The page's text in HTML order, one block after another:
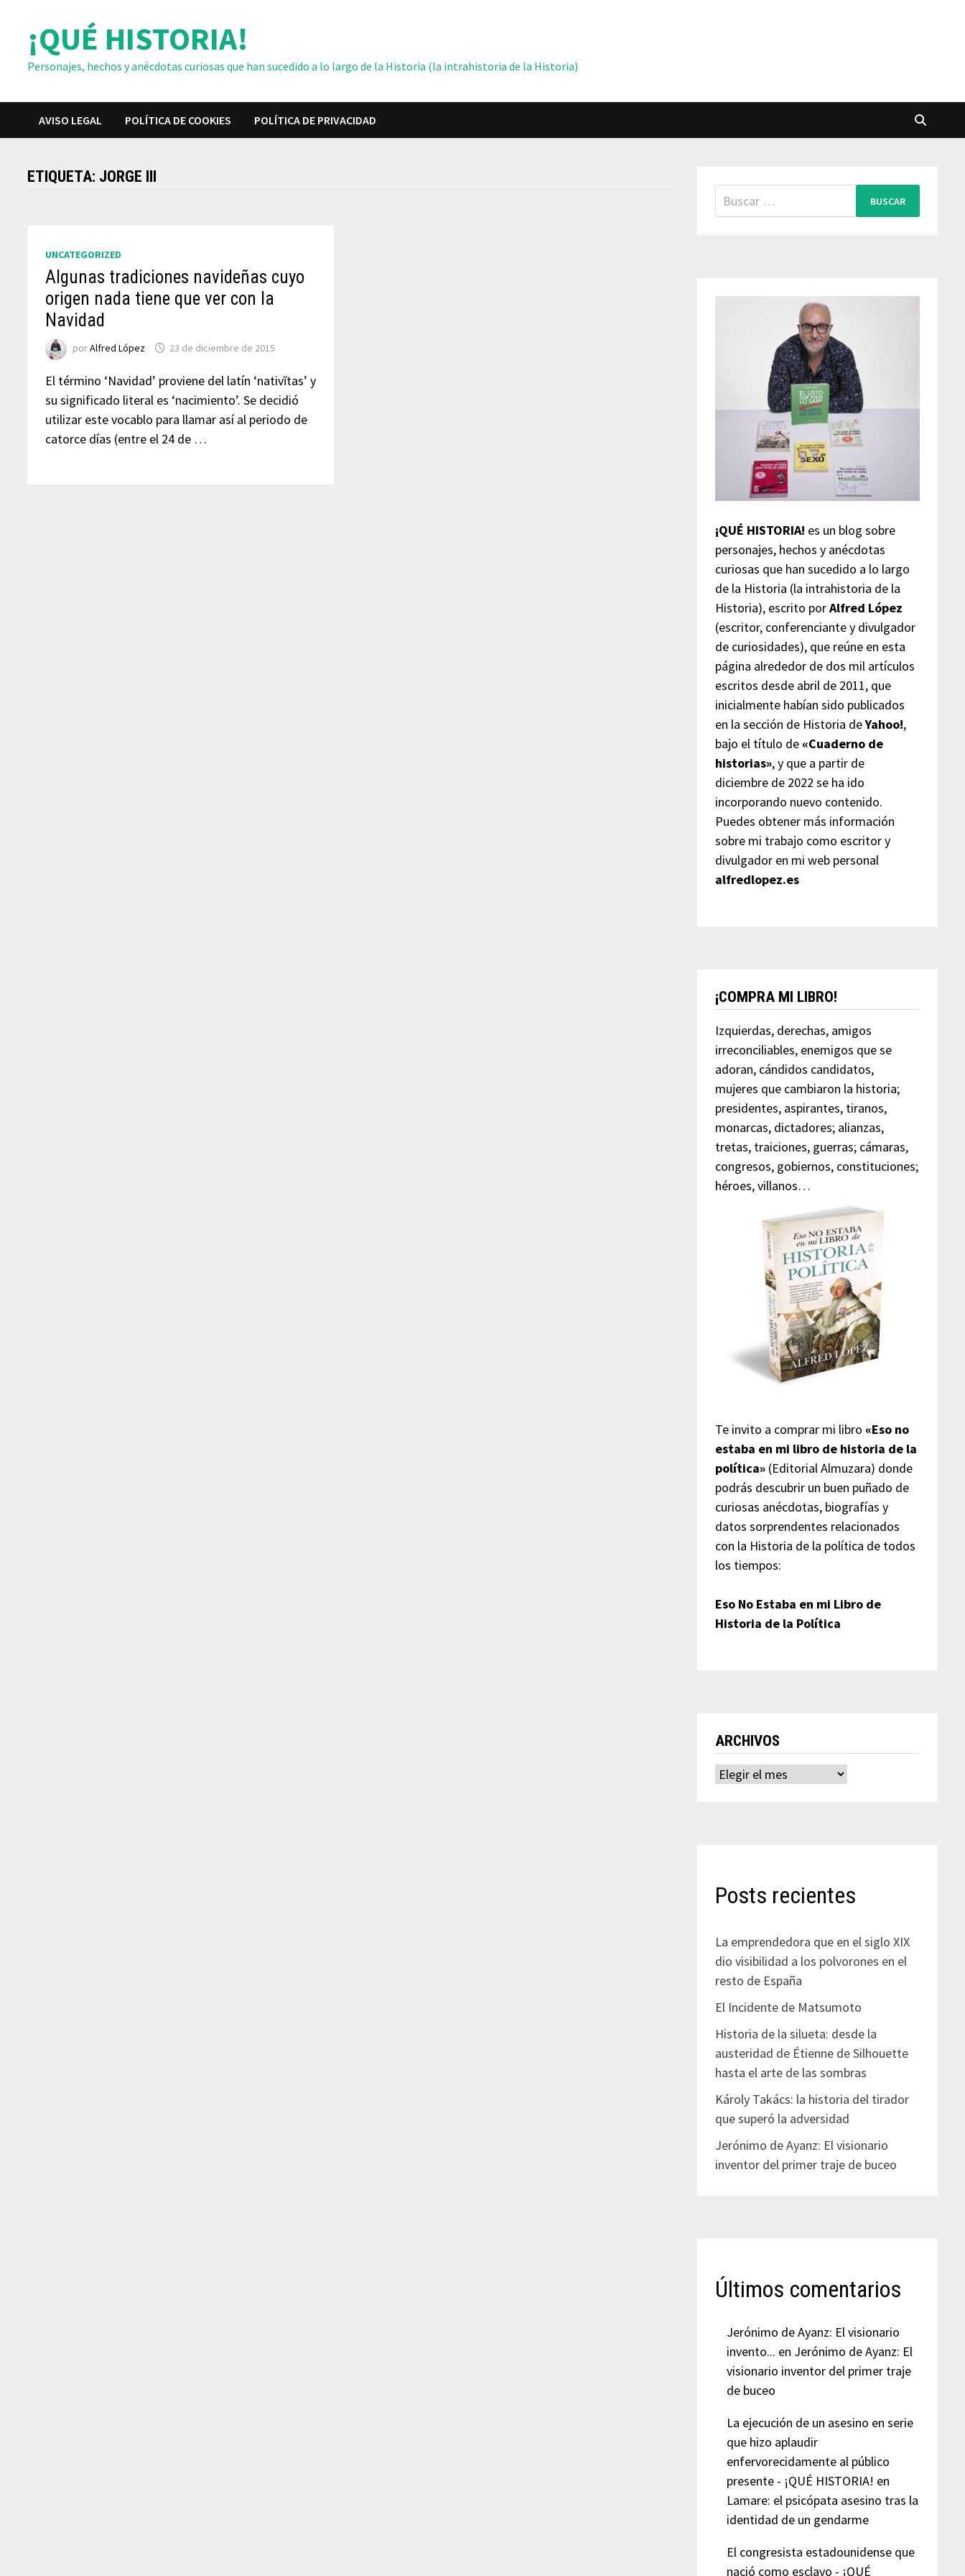
contenido¡QUÉ HISTORIA!
Personajes, hechos y anécdotas curiosas que han sucedido a lo largo de la Historia (la intrahistoria de la Historia)
AVISO LEGAL POLÍTICA DE COOKIES POLÍTICA DE PRIVACIDAD
ETIQUETA: JORGE III
UNCATEGORIZED
Algunas tradiciones navideñas cuyo
origen nada tiene que ver con la
Navidad
porAlfred López 23 de diciembre de 2015
El término ‘Navidad’ proviene del latín ‘nativĭtas’ y
su significado literal es ‘nacimiento’. Se decidió
utilizar este vocablo para llamar así al periodo de
catorce días (entre el 24 de …
Buscar:
¡QUÉ HISTORIA! es un blog sobre
personajes, hechos y anécdotas
curiosas que han sucedido a lo largo
de la Historia (la intrahistoria de la
Historia), escrito porAlfred López
(escritor, conferenciante y divulgador
de curiosidades), que reúne en esta
página alrededor de dos mil artículos
escritos desde abril de 2011, que
inicialmente habían sido publicados
en la sección de Historia deYahoo!,
bajo el título de «Cuaderno de
historias», y que a partir de
diciembre de 2022 se ha ido
incorporando nuevo contenido.
Puedes obtener más información
sobre mi trabajo como escritor y
divulgador en mi web personal
alfredlopez.es
¡COMPRA MI LIBRO!
Izquierdas, derechas, amigos
irreconciliables, enemigos que se
adoran, cándidos candidatos,
mujeres que cambiaron la historia;
presidentes, aspirantes, tiranos,
monarcas, dictadores; alianzas,
tretas, traiciones, guerras; cámaras,
congresos, gobiernos, constituciones;
héroes, villanos…
Te invito a comprar mi libro «Eso no
estaba en mi libro de historia de la
política»(Editorial Almuzara) donde
podrás descubrir un buen puñado de
curiosas anécdotas, biografías y
datos sorprendentes relacionados
con la Historia de la política de todos
los tiempos:
Eso No Estaba en mi Libro de
Historia de la Política
ARCHIVOS
Archivos
Posts recientes
La emprendedora que en el siglo XIX
dio visibilidad a los polvorones en el
resto de España
El Incidente de Matsumoto
Historia de la silueta: desde la
austeridad de Étienne de Silhouette
hasta el arte de las sombras
Károly Takács: la historia del tirador
que superó la adversidad
Jerónimo de Ayanz: El visionario
inventor del primer traje de buceo
Últimos comentarios
Jerónimo de Ayanz: El visionario
invento... en Jerónimo de Ayanz: El
visionario inventor del primer traje
de buceo
La ejecución de un asesino en serie
que hizo aplaudir
enfervorecidamente al público
presente - ¡QUÉ HISTORIA! en
Lamare: el psicópata asesino tras la
identidad de un gendarme
El congresista estadounidense que
nació como esclavo - ¡QUÉ